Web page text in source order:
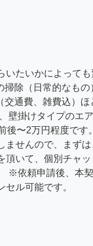
いたいかによっても
除（日常的なもの
交通費、雑費込）ほ
壁掛けタイプのエ
後〜2万円程度です
ませんので、まず
頂いて、個別チャ
※依頼申請後、本
ル可能です。